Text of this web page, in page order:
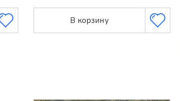
В корзину